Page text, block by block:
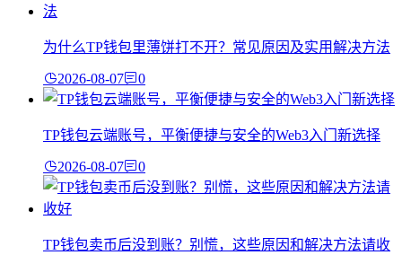
为什么TP钱包里薄饼打不开？常见原因及实用解决方法
2026-08-07 0
TP钱包云端账号，平衡便捷与安全的Web3入门新选择
2026-08-07 0
TP钱包卖币后没到账？别慌，这些原因和解决方法请收